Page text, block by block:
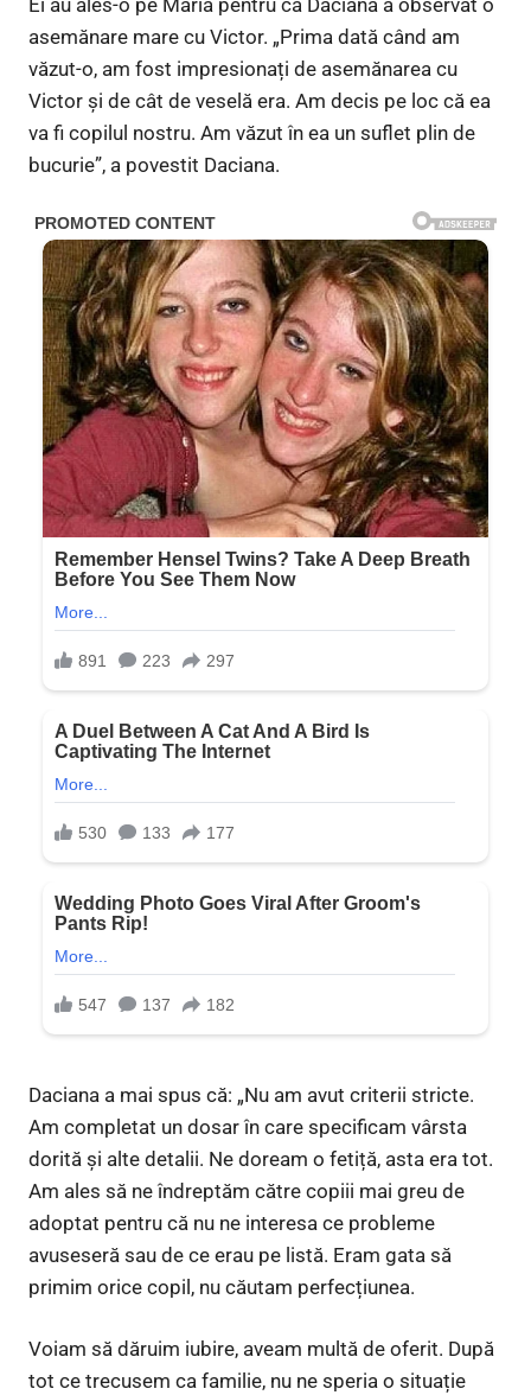
asemănare mare cu Victor. „Prima dată când am
văzut-o, am fost impresionați de asemănarea cu
Victor și de cât de veselă era. Am decis pe loc că ea
va fi copilul nostru. Am văzut în ea un suflet plin de
bucurie”, a povestit Daciana.
Daciana a mai spus că: „Nu am avut criterii stricte.
Am completat un dosar în care specificam vârsta
dorită și alte detalii. Ne doream o fetiță, asta era tot.
Am ales să ne îndreptăm către copiii mai greu de
adoptat pentru că nu ne interesa ce probleme
avuseseră sau de ce erau pe listă. Eram gata să
primim orice copil, nu căutam perfecțiunea.
Voiam să dăruim iubire, aveam multă de oferit. După
tot ce trecusem ca familie, nu ne speria o situație